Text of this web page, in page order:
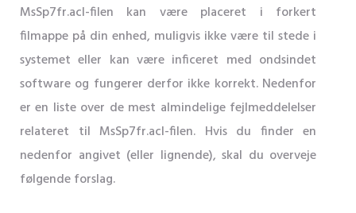
MsSp7fr.acl-filen kan være placeret i forkert
filmappe på din enhed, muligvis ikke være til stede i
systemet eller kan være inficeret med ondsindet
software og fungerer derfor ikke korrekt. Nedenfor
er en liste over de mest almindelige fejlmeddelelser
relateret til MsSp7fr.acl-filen. Hvis du finder en
nedenfor angivet (eller lignende), skal du overveje
følgende forslag.